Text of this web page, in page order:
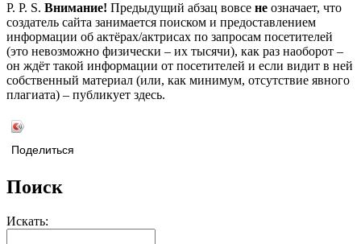
P. P. S. Внимание! Предыдущий абзац вовсе не означает, что
создатель сайта занимается поиском и предоставлением
информации об актёрах/актрисах по запросам посетителей
(это невозможно физически – их тысячи), как раз наоборот –
он ждёт такой информации от посетителей и если видит в ней
собственный материал (или, как минимум, отсутствие явного
плагиата) – публикует здесь.
Поделиться
Поиск
Искать: